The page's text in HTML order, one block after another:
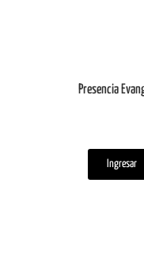
Presencia
Ingresar